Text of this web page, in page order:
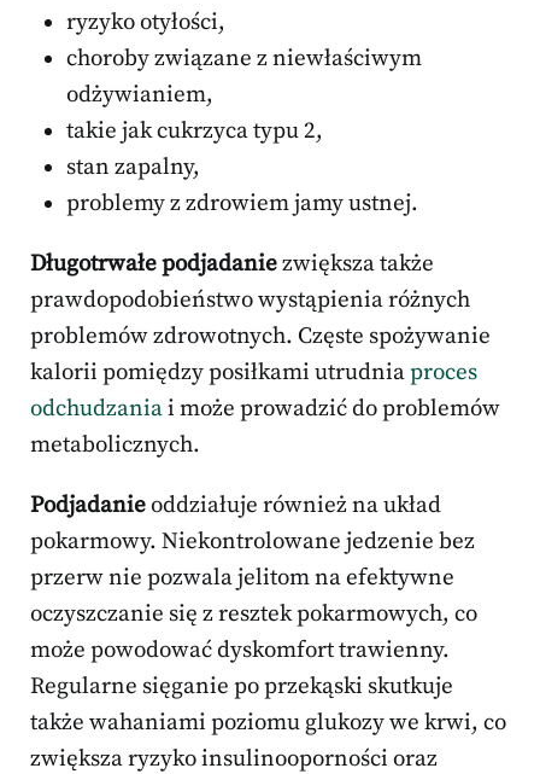
ryzyko otyłości,
choroby związane z niewłaściwym
odżywianiem,
takie jak cukrzyca typu 2,
stan zapalny,
problemy z zdrowiem jamy ustnej.
Długotrwałe podjadaniezwiększa także
prawdopodobieństwo wystąpienia różnych
problemów zdrowotnych. Częste spożywanie
kalorii pomiędzy posiłkami utrudniaproces
odchudzaniai może prowadzić do problemów
metabolicznych.
Podjadanieoddziałuje również na układ
pokarmowy. Niekontrolowane jedzenie bez
przerw nie pozwala jelitom na efektywne
oczyszczanie się z resztek pokarmowych, co
może powodować dyskomfort trawienny.
Regularne sięganie po przekąski skutkuje
także wahaniami poziomu glukozy we krwi, co
zwiększa ryzyko insulinooporności oraz